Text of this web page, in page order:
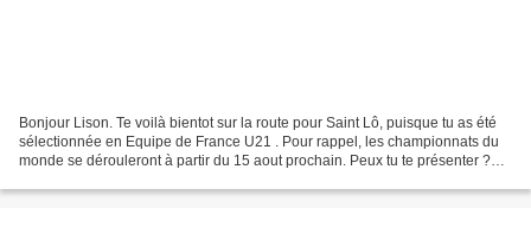
Bonjour Lison. Te voilà bientot sur la route pour Saint Lô, puisque tu as été
sélectionnée en Equipe de France U21 . Pour rappel, les championnats du
monde se dérouleront à partir du 15 aout prochain. Peux tu te présenter ?